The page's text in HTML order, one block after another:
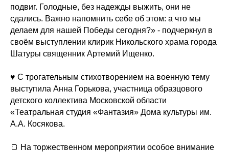
подвиг. Голодные, без надежды выжить, они не
сдались. Важно напомнить себе об этом: а что мы
делаем для нашей Победы сегодня?» - подчеркнул в
своём выступлении клирик Никольского храма города
Шатуры священник Артемий Ищенко.
♥️ С трогательным стихотворением на военную тему
выступила Анна Горькова, участница образцового
детского коллектива Московской области
«Театральная студия «Фантазия» Дома культуры им.
А.А. Косякова.
🍞 На торжественном мероприятии особое внимание